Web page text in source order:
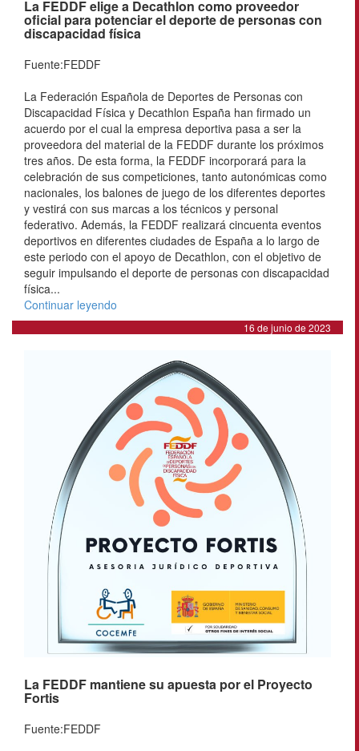
La FEDDF elige a Decathlon como proveedor
oficial para potenciar el deporte de personas con
discapacidad física
Fuente:FEDDF
La Federación Española de Deportes de Personas con
Discapacidad Física y Decathlon España han firmado un
acuerdo por el cual la empresa deportiva pasa a ser la
proveedora del material de la FEDDF durante los próximos
tres años. De esta forma, la FEDDF incorporará para la
celebración de sus competiciones, tanto autonómicas como
nacionales, los balones de juego de los diferentes deportes
y vestirá con sus marcas a los técnicos y personal
federativo. Además, la FEDDF realizará cincuenta eventos
deportivos en diferentes ciudades de España a lo largo de
este periodo con el apoyo de Decathlon, con el objetivo de
seguir impulsando el deporte de personas con discapacidad
física...
Continuar leyendo
16 de junio de 2023
La FEDDF mantiene su apuesta por el Proyecto
Fortis
Fuente:FEDDF